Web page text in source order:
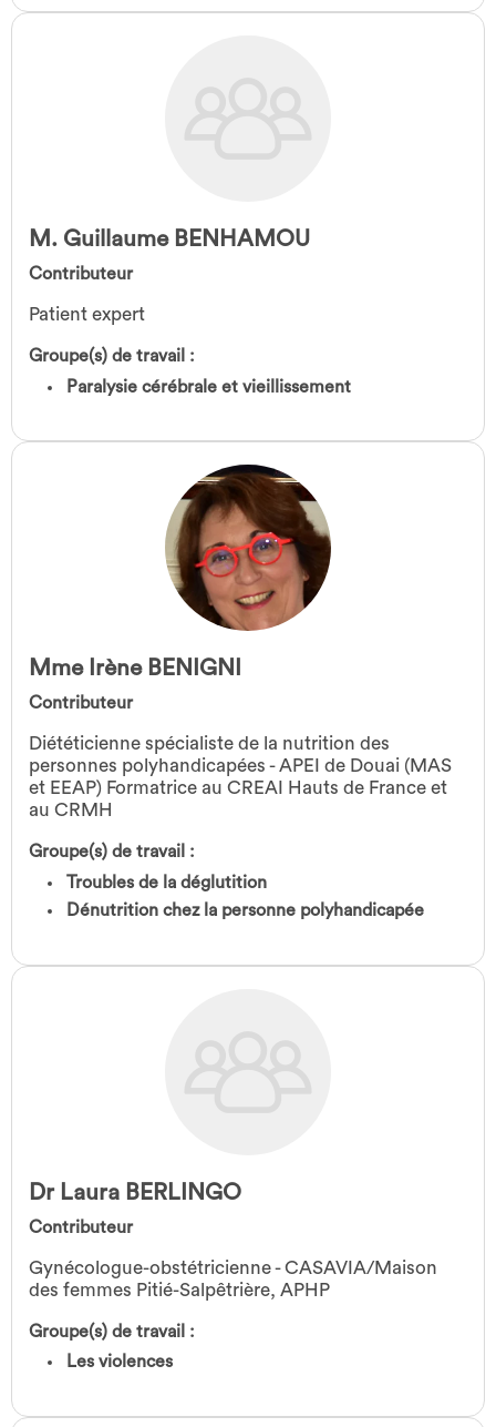
M. Guillaume BENHAMOU
Contributeur
Patient expert
Groupe(s) de travail :
Paralysie cérébrale et vieillissement
Mme Irène BENIGNI
Contributeur
Diététicienne spécialiste de la nutrition des
personnes polyhandicapées - APEI de Douai (MAS
et EEAP) Formatrice au CREAI Hauts de France et
au CRMH
Groupe(s) de travail :
Troubles de la déglutition
Dénutrition chez la personne polyhandicapée
Dr Laura BERLINGO
Contributeur
Gynécologue-obstétricienne - CASAVIA/Maison
des femmes Pitié-Salpêtrière, APHP
Groupe(s) de travail :
Les violences